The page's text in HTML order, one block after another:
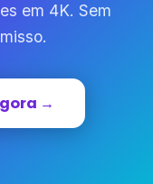
em 4K. Sem
→